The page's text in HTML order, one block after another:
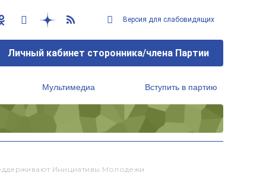
Версия для слабовидящих
Личный кабинет сторонника/члена Партии
Мультимедиа Вступить в партию
Инициативы Молодежи